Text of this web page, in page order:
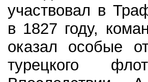
участвовал в
в 1827 году,
оказал особые
турецкого